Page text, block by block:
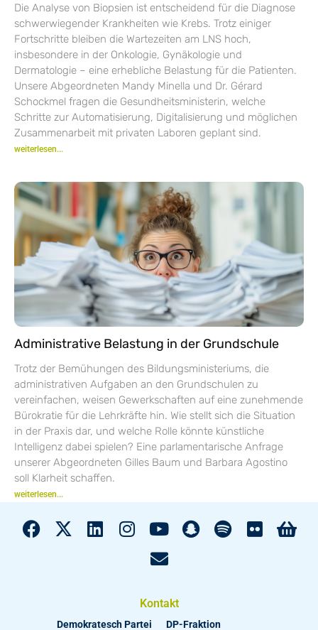
Die Analyse von Biopsien ist entscheidend für die Diagnose
schwerwiegender Krankheiten wie Krebs. Trotz einiger
Fortschritte bleiben die Wartezeiten am LNS hoch,
insbesondere in der Onkologie, Gynäkologie und
Dermatologie – eine erhebliche Belastung für die Patienten.
Unsere Abgeordneten Mandy Minella und Dr. Gérard
Schockmel fragen die Gesundheitsministerin, welche
Schritte zur Automatisierung, Digitalisierung und möglichen
Zusammenarbeit mit privaten Laboren geplant sind.
weiterlesen...
Administrative Belastung in der Grundschule
Trotz der Bemühungen des Bildungsministeriums, die
administrativen Aufgaben an den Grundschulen zu
vereinfachen, weisen Gewerkschaften auf eine zunehmende
Bürokratie für die Lehrkräfte hin. Wie stellt sich die Situation
in der Praxis dar, und welche Rolle könnte künstliche
Intelligenz dabei spielen? Eine parlamentarische Anfrage
unserer Abgeordneten Gilles Baum und Barbara Agostino
soll Klarheit schaffen.
weiterlesen...
Kontakt
Demokratesch Partei DP-Fraktion